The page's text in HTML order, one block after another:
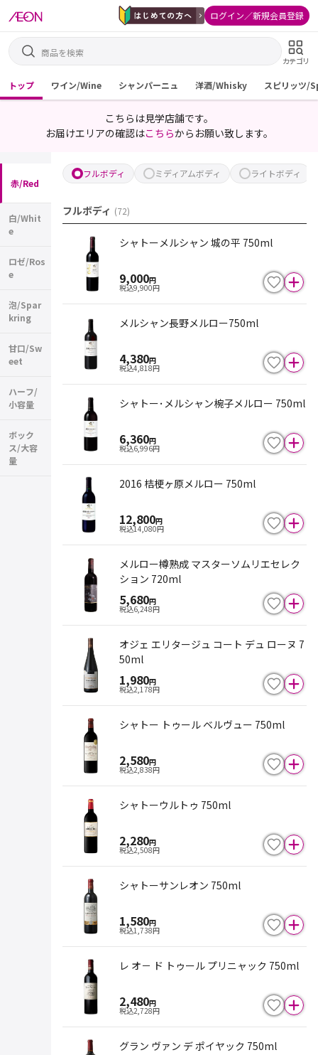
ログイン／新規会員登録
カテゴリ
トップ ワイン/Wine シャンパーニュ 洋酒/Whisky スピリッツ/
こちらは見学店舗です。
お届けエリアの確認はこちらからお願い致します。
赤/Red
白/Whit
e
ロゼ/Ros
e
泡/Spar
kring
甘口/Sw
eet
ハーフ/
小容量
ボック
ス/大容
量
フルボディ ミディアムボディ ライトボディ
フルボディ (72)
シャトーメルシャン 城の平 750ml
9,000円
税込9,900円
メルシャン長野メルロー750ml
4,380円
税込4,818円
シャトー･メルシャン椀子メルロー 750ml
6,360円
税込6,996円
2016 桔梗ヶ原メルロー 750ml
12,800円
税込14,080円
メルロー樽熟成 マスターソムリエセレク
ション 720ml
5,680円
税込6,248円
オジェ エリタージュ コート デュ ローヌ 7
50ml
1,980円
税込2,178円
シャトー トゥール ベルヴュー 750ml
2,580円
税込2,838円
シャトーウルトゥ 750ml
2,280円
税込2,508円
シャトーサンレオン 750ml
1,580円
税込1,738円
レ オ－ ド トゥール プリニャック 750ml
2,480円
税込2,728円
グラン ヴァン デ ポイヤック 750ml